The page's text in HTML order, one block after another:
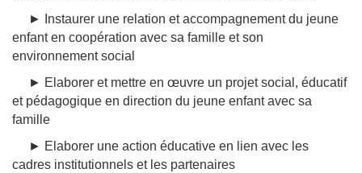
► Instaurer une relation et accompagnement du jeune
enfant en coopération avec sa famille et son
environnement social
► Elaborer et mettre en œuvre un projet social, éducatif
et pédagogique en direction du jeune enfant avec sa
famille
► Elaborer une action éducative en lien avec les
cadres institutionnels et les partenaires